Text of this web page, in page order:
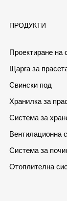
ПРОДУКТИ
Проектиране на
Щарга за
Свински под
Хранилка за
Система за
Вентилационна
Система за
Отоплителна